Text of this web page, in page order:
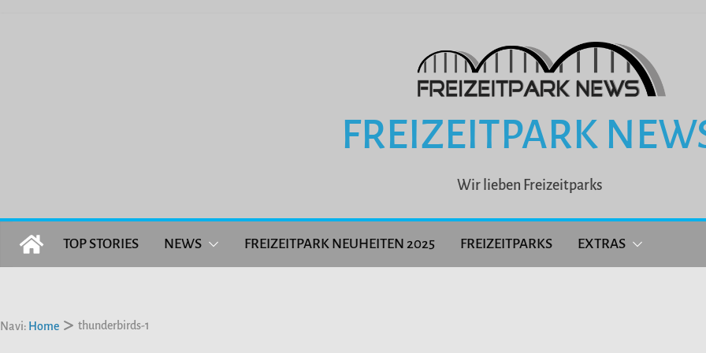
FREIZEITPARK
Wir lieben Freizeitparks
TOP STORIES NEWS FREIZEITPARK NEUHEITEN 2025 FREIZEITPARKS EXTRAS
Navi: Home thunderbirds-1